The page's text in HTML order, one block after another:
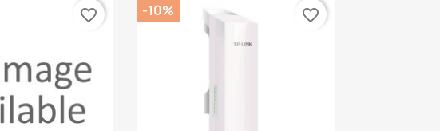
favorite_border -10% favorite_border